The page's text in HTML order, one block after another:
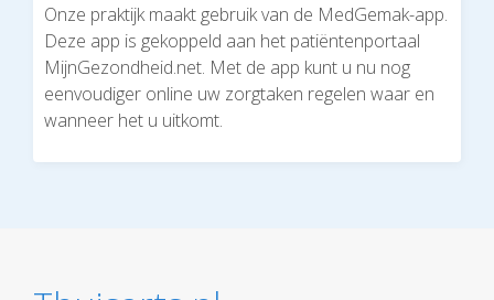
Onze praktijk maakt gebruik van de MedGemak-app.
Deze app is gekoppeld aan het patiëntenportaal
MijnGezondheid.net. Met de app kunt u nu nog
eenvoudiger online uw zorgtaken regelen waar en
wanneer het u uitkomt.